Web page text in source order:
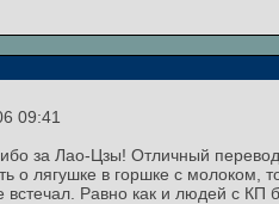
09:41
за Лао-Цзы! Отличный
о лягушке в горшке с молоком,
встечал. Равно как и людей с